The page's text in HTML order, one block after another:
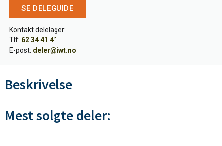
SE DELEGUIDE
Kontakt delelager:
Tlf: 62 34 41 41
E-post: deler@iwt.no
Beskrivelse
Mest solgte deler: